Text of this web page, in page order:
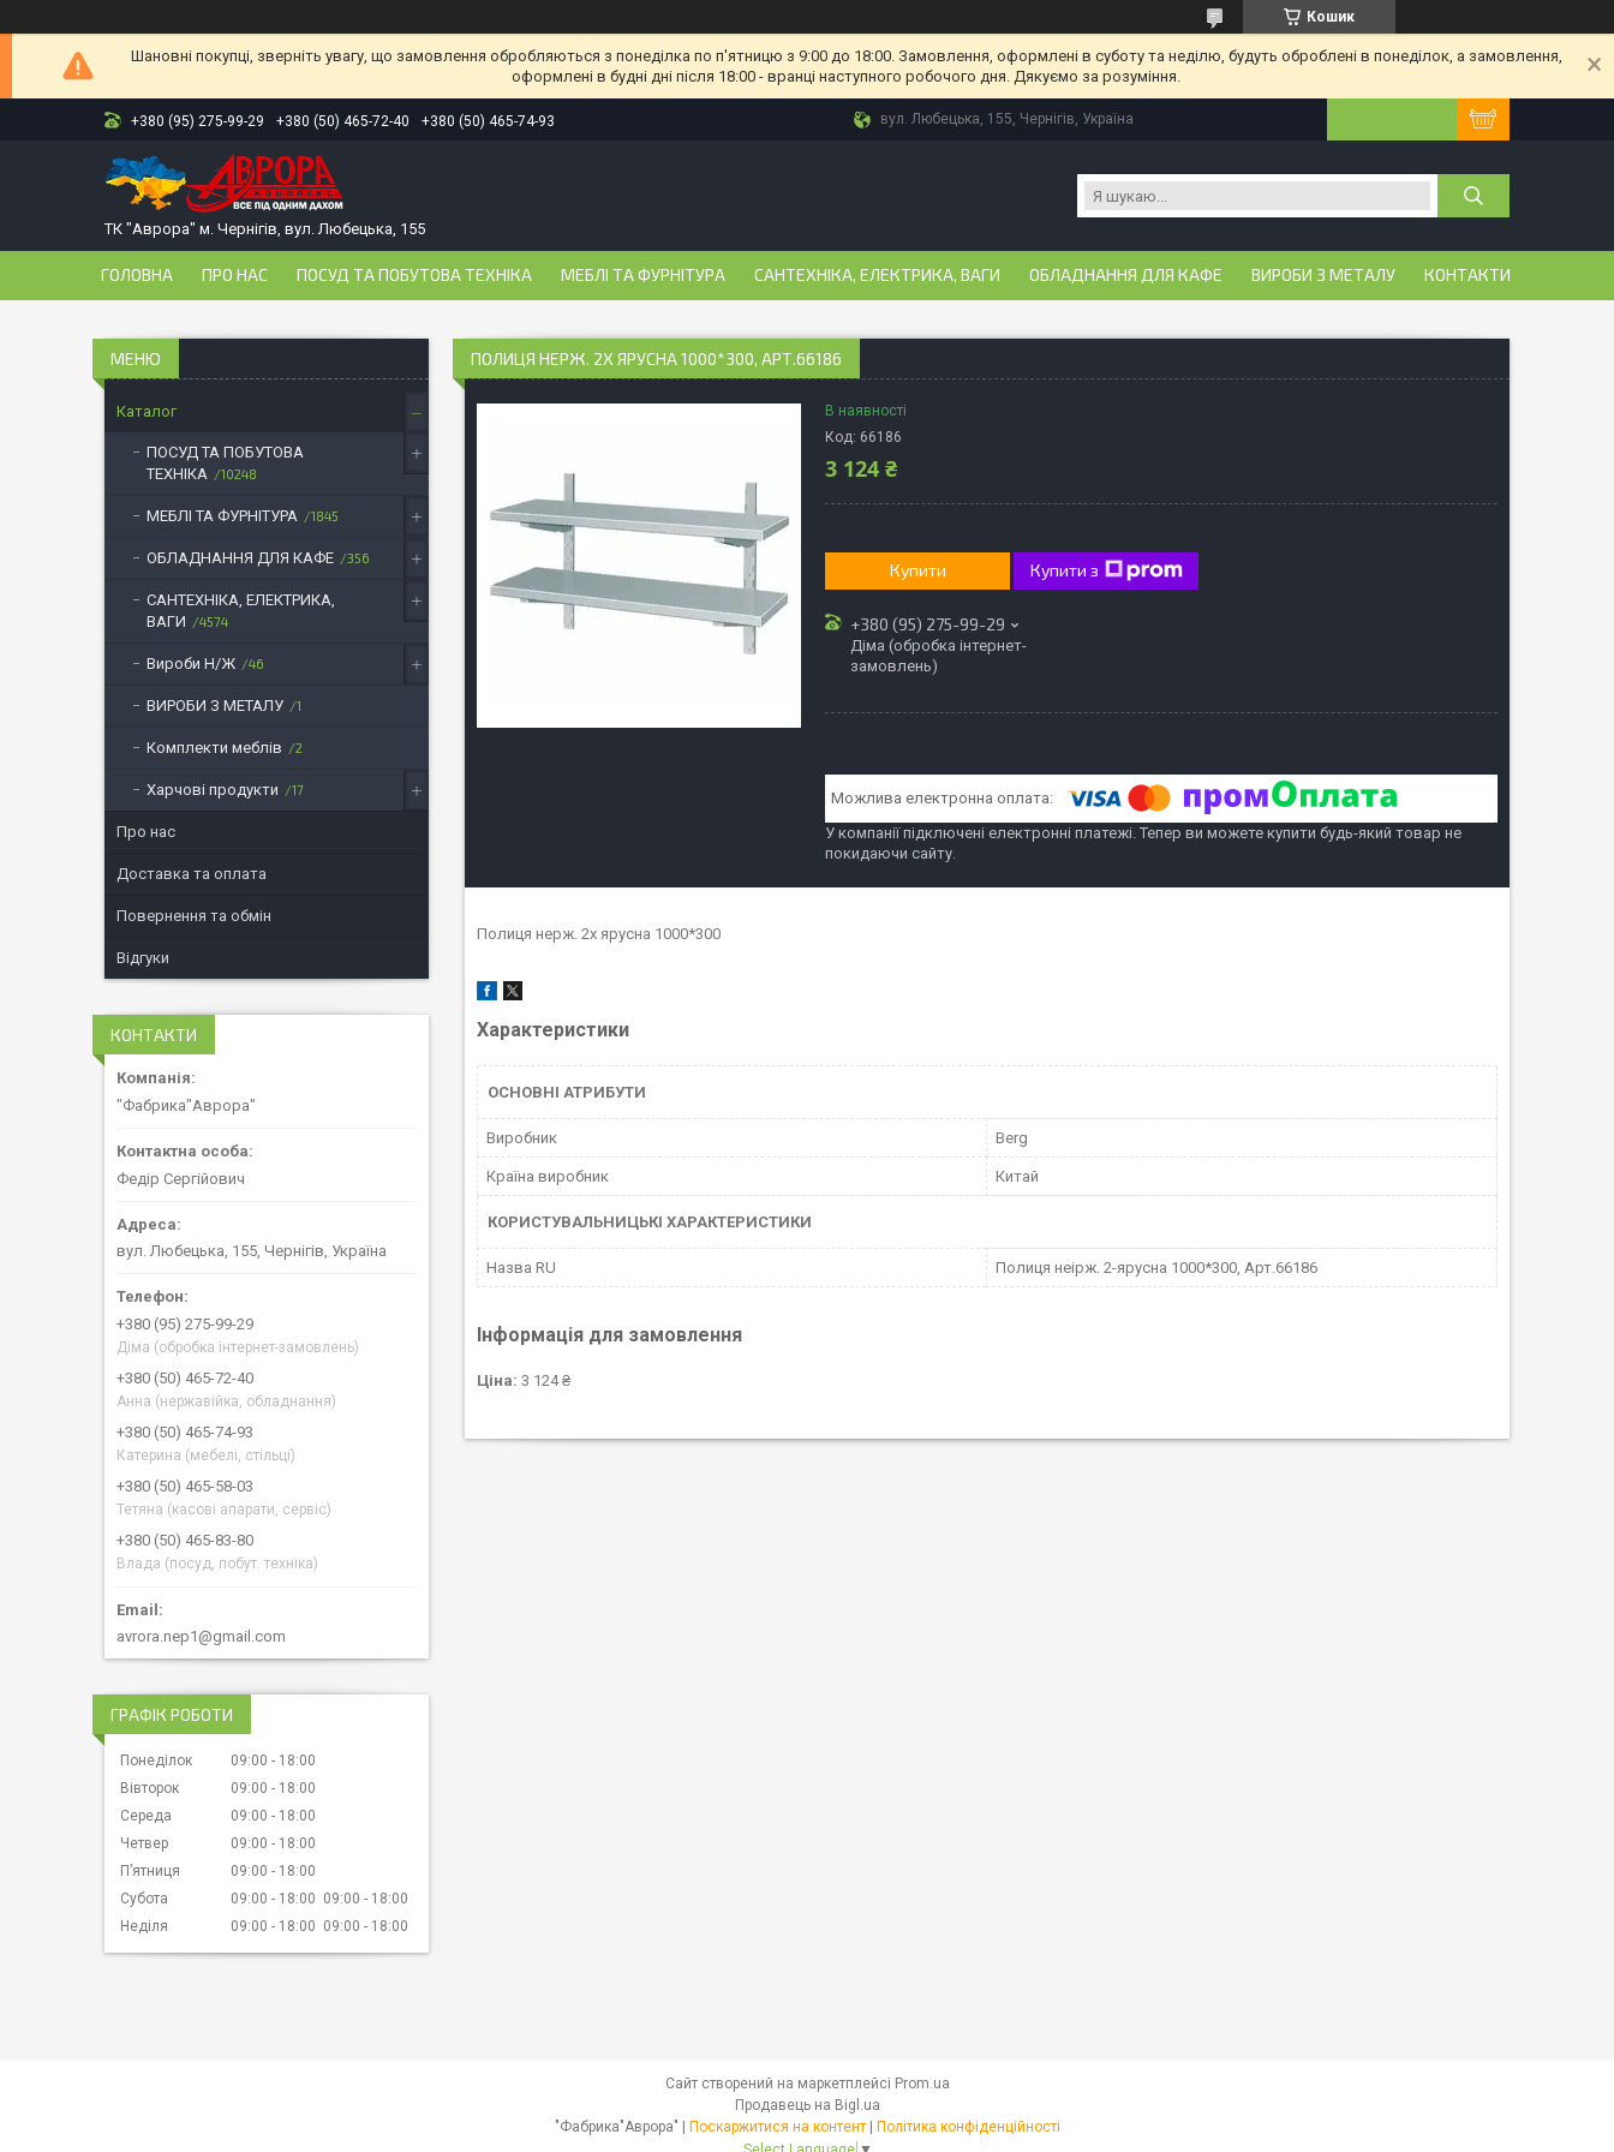
Кошик
Шановні покупці, зверніть увагу, що замовлення обробляються з понеділка по п'ятницю з 9:00 до 18:00. Замовлення, оформлені в суботу та неділю, будуть оброблені в понеділок, а замовлення,
оформлені в будні дні після 18:00 - вранці наступного робочого дня. Дякуємо за розуміння.
+380 (95) 275-99-29 +380 (50) 465-72-40 +380 (50) 465-74-93 вул. Любецька, 155, Чернігів, Україна
ТК "Аврора" м. Чернігів, вул. Любецька, 155
ГОЛОВНА ПРО НАС ПОСУД ТА ПОБУТОВА ТЕХНІКА МЕБЛІ ТА ФУРНІТУРА САНТЕХНІКА, ЕЛЕКТРИКА, ВАГИ ОБЛАДНАННЯ ДЛЯ КАФЕ ВИРОБИ З МЕТАЛУ КОНТАКТИ
ПОЛИЦЯ НЕРЖ. 2Х ЯРУСНА 1000*300, АРТ.66186
В наявності
Код: 66186
3 124 ₴
Купити Купити з
+380 (95) 275-99-29
Діма (обробка інтернет-
замовлень)
У компанії підключені електронні платежі. Тепер ви можете купити будь-який товар не
покидаючи сайту.
Полиця нерж. 2х ярусна 1000*300
Характеристики
ОСНОВНІ АТРИБУТИ
Виробник Berg
Країна виробник Китай
КОРИСТУВАЛЬНИЦЬКІ ХАРАКТЕРИСТИКИ
Назва RU Полиця неірж. 2-ярусна 1000*300, Арт.66186
Інформація для замовлення
Ціна: 3 124 ₴
Каталог
ПОСУД ТА ПОБУТОВА
ТЕХНІКА
10248
МЕБЛІ ТА ФУРНІТУРА 1845
ОБЛАДНАННЯ ДЛЯ КАФЕ 356
САНТЕХНІКА, ЕЛЕКТРИКА,
ВАГИ
4574
Вироби Н/Ж 46
ВИРОБИ З МЕТАЛУ 1
Комплекти меблів 2
Харчові продукти 17
Про нас
Доставка та оплата
Повернення та обмін
Відгуки
КОНТАКТИ
"Фабрика"Аврора"
Федір Сергійович
вул. Любецька, 155, Чернігів, Україна
+380 (95) 275-99-29
Діма (обробка інтернет-замовлень)
+380 (50) 465-72-40
Анна (нержавійка, обладнання)
+380 (50) 465-74-93
Катерина (мебелі, стільці)
+380 (50) 465-58-03
Тетяна (касові апарати, сервіс)
+380 (50) 465-83-80
Влада (посуд, побут. техніка)
avrora.nep1@gmail.com
ГРАФІК РОБОТИ
Понеділок 09:00
18:00
Вівторок
09:00
18:00
Середа
09:00
18:00
Четвер
09:00
18:00
Пʼятниця
09:00
18:00
Субота
09:00 18:00 09:00
18:00
Неділя
09:00 18:00 09:00 18:00
Сайт створений на маркетплейсі Prom.ua
Продавець на Bigl.ua
Поскаржитися на контент
Політика конфіденційності